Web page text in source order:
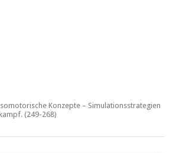
Konzepte – Simulationsstrategien
(249-268)